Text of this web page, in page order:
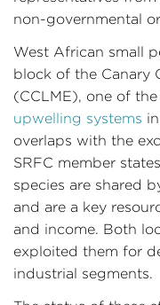
non-governmental
West African small
block of the Canary
(CCLME), one of
upwelling systems
overlaps with the
SRFC member
species are shared
and are a key
and income. Both
exploited them for
industrial segments.